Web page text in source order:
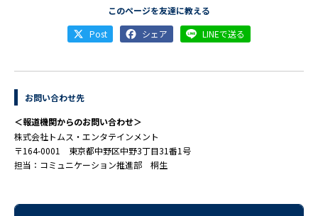
このページを友達に教える
Post
シェア LINEで送る
お問い合わせ先
＜報道機関からのお問い合わせ＞
株式会社トムス・エンタテインメント
〒164-0001 東京都中野区中野3丁目31番1号
担当：コミュニケーション推進部 桐生